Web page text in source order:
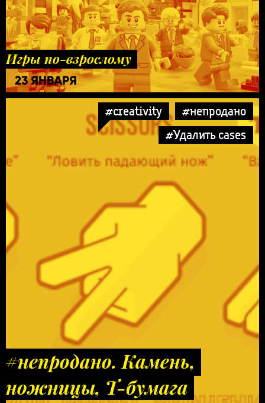
Игры по-взрослому
23 ЯНВАРЯ
#creativity
#непродано
#Удалить cases
#непродано. Камень,
ножницы, Т-бумага